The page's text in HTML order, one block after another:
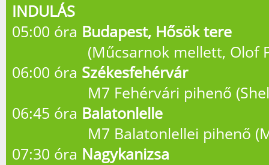
INDULÁS
05:00 óra Budapest, Hősök tere
(Műcsarnok mellett, Olof
06:00 óra Székesfehérvár
M7 Fehérvári pihenő
06:45 óra Balatonlelle
M7 Balatonlellei pihenő
07:30 óra Nagykanizsa